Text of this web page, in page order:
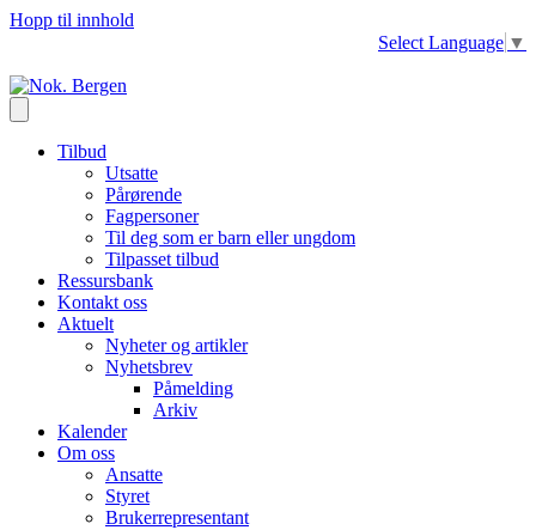
Hopp til innhold
Select Language ▼
Tilbud
Utsatte
Pårørende
Fagpersoner
Til deg som er barn eller ungdom
Tilpasset tilbud
Ressursbank
Kontakt oss
Aktuelt
Nyheter og artikler
Nyhetsbrev
Påmelding
Arkiv
Kalender
Om oss
Ansatte
Styret
Brukerrepresentant